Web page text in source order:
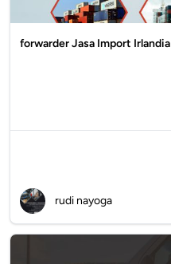
forwarder Jasa Import Irlandia
rudi nayoga